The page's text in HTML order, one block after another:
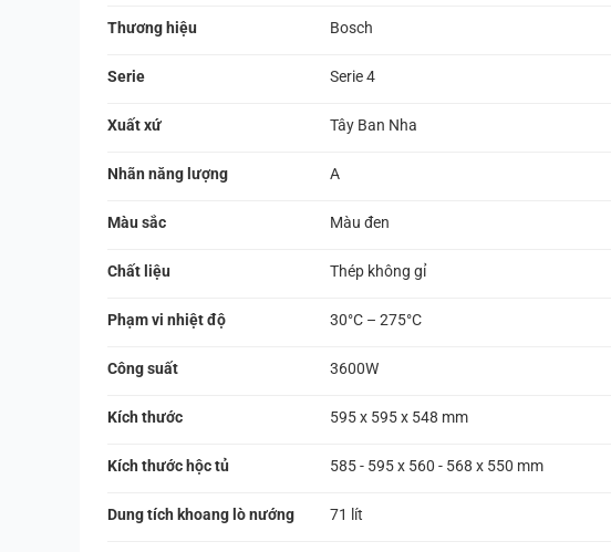
Thương hiệu Bosch
Serie Serie 4
Xuất xứ Tây Ban Nha
Nhãn năng lượng A
Màu sắc Màu đen
Chất liệu Thép không gỉ
Phạm vi nhiệt độ 30°C – 275°C
Công suất 3600W
Kích thước 595 x 595 x 548 mm
Kích thước hộc tủ 585 - 595 x 560 - 568 x 550 mm
Dung tích khoang lò nướng 71 lít